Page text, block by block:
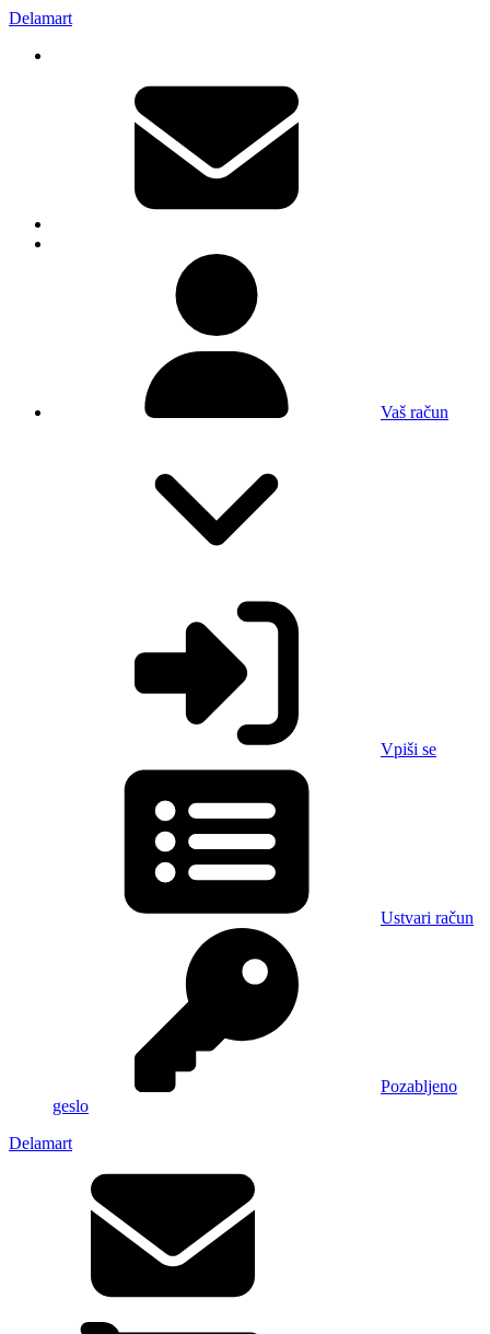
Delamart
Vaš račun
Vpiši se
Ustvari račun
Pozabljeno
geslo
Delamart